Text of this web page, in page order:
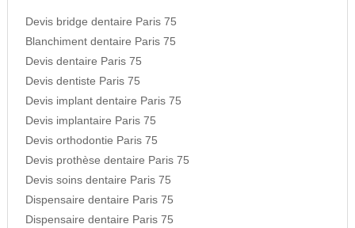
Devis bridge dentaire Paris 75
Blanchiment dentaire Paris 75
Devis dentaire Paris 75
Devis dentiste Paris 75
Devis implant dentaire Paris 75
Devis implantaire Paris 75
Devis orthodontie Paris 75
Devis prothèse dentaire Paris 75
Devis soins dentaire Paris 75
Dispensaire dentaire Paris 75
Dispensaire dentaire Paris 75